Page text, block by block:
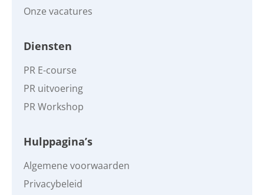
Onze vacatures
Diensten
PR E-course
PR uitvoering
PR Workshop
Hulppagina’s
Algemene voorwaarden
Privacybeleid